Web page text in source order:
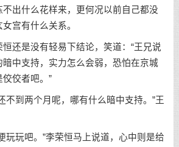
出什么花样来，更何况以前自己都没
宫有什么关系。
还是没有轻易下结论，笑道：“王兄说
中支持，实力怎么会弱，恐怕在京城
佼者吧。”
不到两个月呢，哪有什么暗中支持。”王
玩玩吧。”李荣恒马上说道，心中则是给